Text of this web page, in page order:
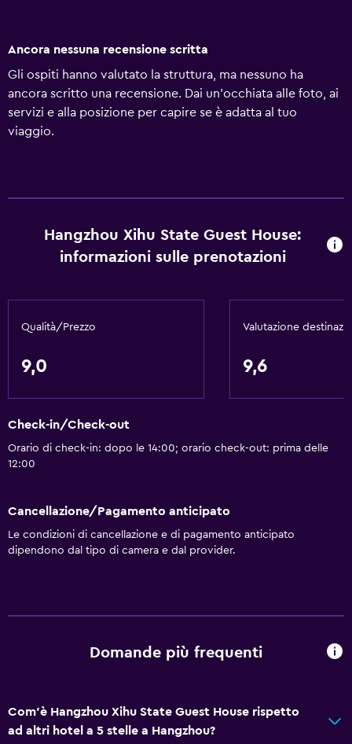
Ancora nessuna recensione scritta
Gli ospiti hanno valutato la struttura, ma nessuno ha
ancora scritto una recensione. Dai un'occhiata alle foto, ai
servizi e alla posizione per capire se è adatta al tuo
viaggio.
Hangzhou Xihu State Guest House:
informazioni sulle prenotazioni
Qualità/Prezzo
9,0
Valutazione
9,6
Check-in/Check-out
Orario di check-in: dopo le 14:00; orario check-out: prima delle
12:00
Cancellazione/Pagamento anticipato
Le condizioni di cancellazione e di pagamento anticipato
dipendono dal tipo di camera e dal provider.
Domande più frequenti
Com'è Hangzhou Xihu State Guest House rispetto
ad altri hotel a 5 stelle a Hangzhou?